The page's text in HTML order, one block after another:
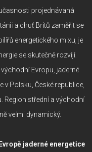
projednávaná
a chuť Britů zaměřit se
energetického mixu, je
se skutečně rozvíjí.
Evropu, jaderné
Polsku, České republice,
Region střední a východní
velmi dynamický.
jaderné energetice